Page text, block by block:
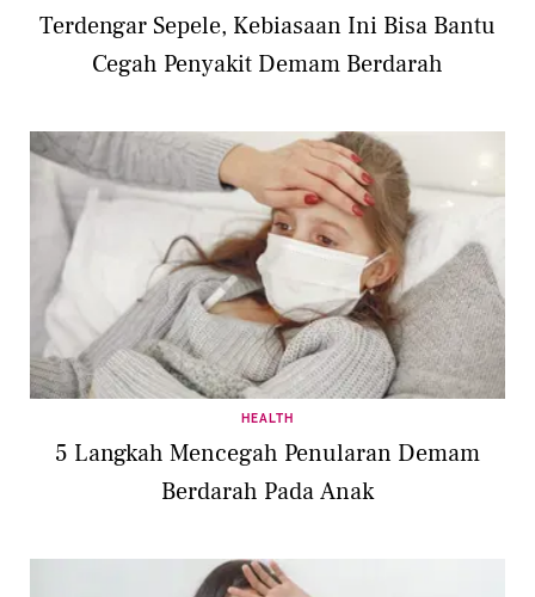
Terdengar Sepele, Kebiasaan Ini Bisa Bantu
Cegah Penyakit Demam Berdarah
HEALTH
5 Langkah Mencegah Penularan Demam
Berdarah Pada Anak